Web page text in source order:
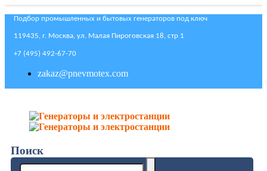
Подбор промышленных и бытовых генераторов под ключ
119435, г. Москва, ул. Малая Пироговская 18, стр 1
+7 (495) 492-67-70
zakaz@pnevmotex.com
Поиск